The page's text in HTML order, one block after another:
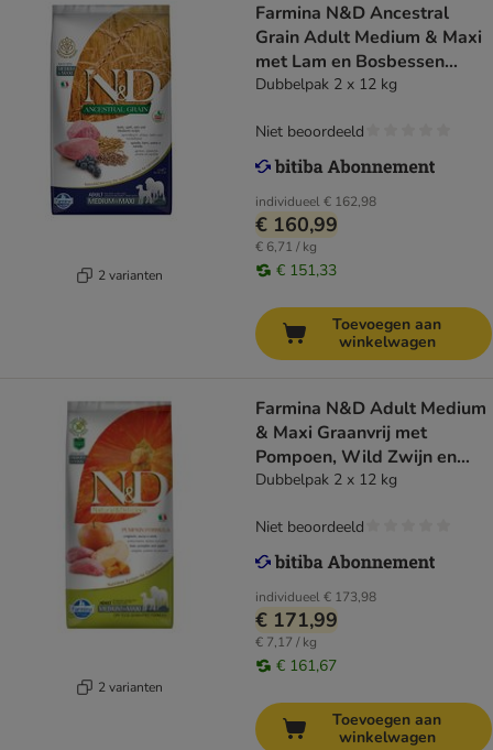
2 varianten
Farmina N&D Ancestral
Grain Adult Medium & Maxi
met Lam en Bosbessen
Hondenvoer
Dubbelpak 2 x 12 kg
individueel€ 162,98
€ 160,99
€ 6,71 / kg
€ 151,33
Niet beoordeeld
Toevoegen aan
winkelwagen
2 varianten
Farmina N&D Adult Medium
& Maxi Graanvrij met
Pompoen, Wild Zwijn en
Appel Hondenvoer
Dubbelpak 2 x 12 kg
individueel€ 173,98
€ 171,99
€ 7,17 / kg
€ 161,67
Niet beoordeeld
Toevoegen aan
winkelwagen